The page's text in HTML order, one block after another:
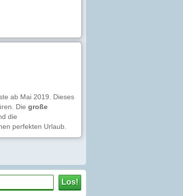
ab Mai 2019. Dieses
Die große
die
perfekten Urlaub.
Los!